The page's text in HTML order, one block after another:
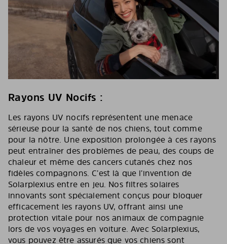
Rayons UV Nocifs :
Les rayons UV nocifs représentent une menace
sérieuse pour la santé de nos chiens, tout comme
pour la nôtre. Une exposition prolongée à ces rayons
peut entraîner des problèmes de peau, des coups de
chaleur et même des cancers cutanés chez nos
fidèles compagnons. C’est là que l’invention de
Solarplexius entre en jeu. Nos filtres solaires
innovants sont spécialement conçus pour bloquer
efficacement les rayons UV, offrant ainsi une
protection vitale pour nos animaux de compagnie
lors de vos voyages en voiture. Avec Solarplexius,
vous pouvez être assurés que vos chiens sont